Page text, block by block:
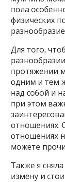
пола
физических
Для того,
протяжении
одним и тем
над собой и
при этом
отношениях.
отношениях
можете
Также я
измену и